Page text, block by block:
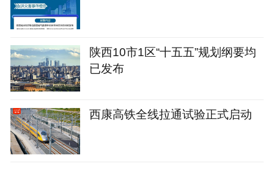
陕西10市1区“十五五”规划纲要均
已发布
西康高铁全线拉通试验正式启动